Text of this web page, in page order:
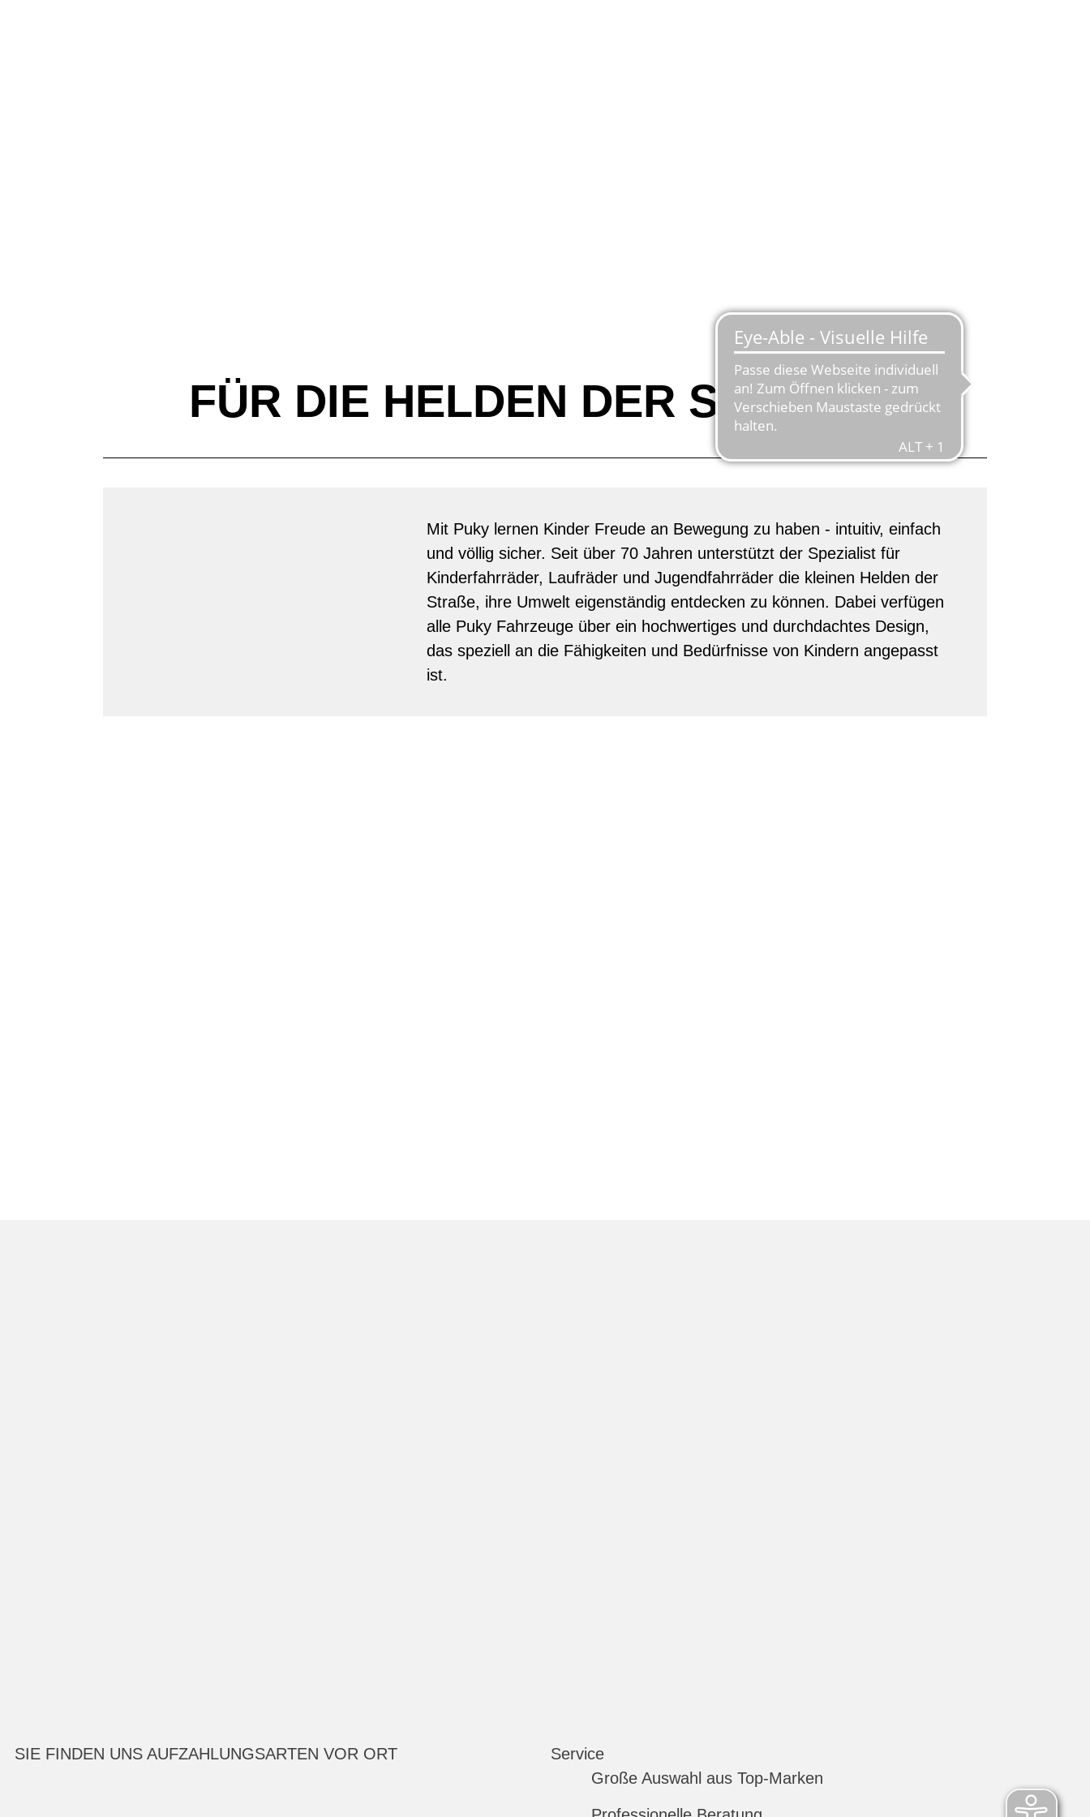
FÜR DIE HELDEN DER STRASSE
Mit Puky lernen Kinder Freude an Bewegung zu haben - intuitiv, einfach
und völlig sicher. Seit über 70 Jahren unterstützt der Spezialist für
Kinderfahrräder, Laufräder und Jugendfahrräder die kleinen Helden der
Straße, ihre Umwelt eigenständig entdecken zu können. Dabei verfügen
alle Puky Fahrzeuge über ein hochwertiges und durchdachtes Design,
das speziell an die Fähigkeiten und Bedürfnisse von Kindern angepasst
ist.
SIE FINDEN UNS AUFZAHLUNGSARTEN VOR ORT
Service
Große Auswahl aus Top-Marken